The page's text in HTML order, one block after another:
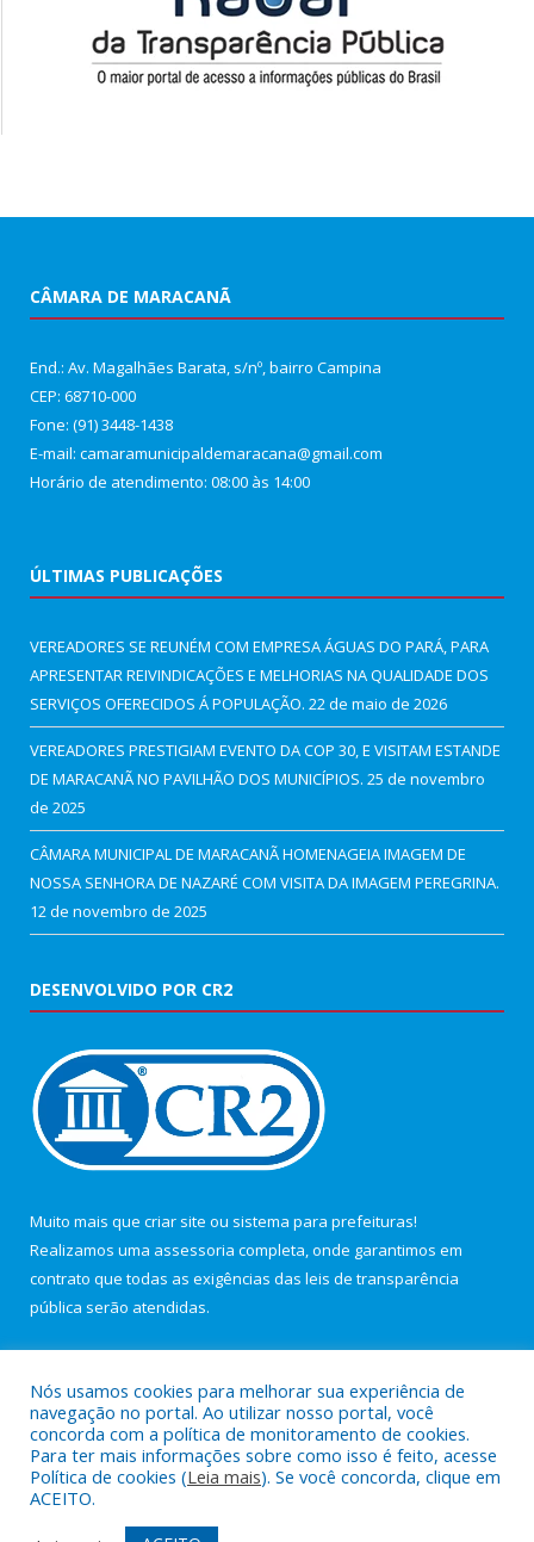
CÂMARA DE MARACANÃ
End.: Av. Magalhães Barata, s/nº, bairro Campina
CEP: 68710-000
Fone: (91) 3448-1438
E-mail: camaramunicipaldemaracana@gmail.com
Horário de atendimento: 08:00 às 14:00
ÚLTIMAS PUBLICAÇÕES
VEREADORES SE REUNÉM COM EMPRESA ÁGUAS DO PARÁ, PARA
APRESENTAR REIVINDICAÇÕES E MELHORIAS NA QUALIDADE DOS
SERVIÇOS OFERECIDOS Á POPULAÇÃO. 22 de maio de 2026
VEREADORES PRESTIGIAM EVENTO DA COP 30, E VISITAM ESTANDE
DE MARACANÃ NO PAVILHÃO DOS MUNICÍPIOS. 25 de novembro
de 2025
CÂMARA MUNICIPAL DE MARACANÃ HOMENAGEIA IMAGEM DE
NOSSA SENHORA DE NAZARÉ COM VISITA DA IMAGEM PEREGRINA.
12 de novembro de 2025
DESENVOLVIDO POR CR2
Muito mais que criar site ou sistema para prefeituras!
Realizamos uma assessoria completa, onde garantimos em
contrato que todas as exigências das leis de transparência
pública serão atendidas.
Todos os direitos reservados a Câmara Municipal de Maracanã.
Nós usamos cookies para melhorar sua experiência de
navegação no portal. Ao utilizar nosso portal, você
concorda com a política de monitoramento de cookies.
Para ter mais informações sobre como isso é feito, acesse
Política de cookies (Leia mais). Se você concorda, clique em
ACEITO.